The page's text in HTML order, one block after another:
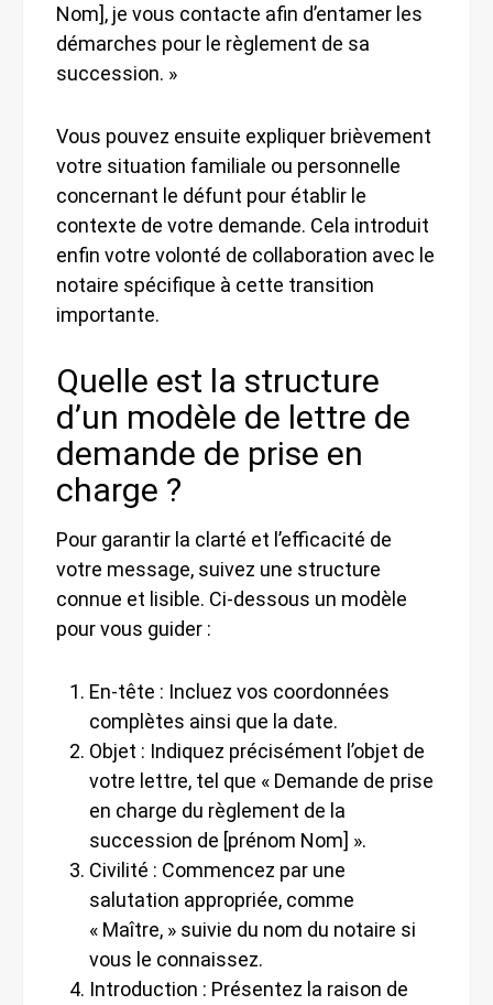
Nom], je vous contacte afin d’entamer les
démarches pour le règlement de sa
succession. »
Vous pouvez ensuite expliquer brièvement
votre situation familiale ou personnelle
concernant le défunt pour établir le
contexte de votre demande. Cela introduit
enfin votre volonté de collaboration avec le
notaire spécifique à cette transition
importante.
Quelle est la structure
d’un modèle de lettre de
demande de prise en
charge ?
Pour garantir la clarté et l’efficacité de
votre message, suivez une structure
connue et lisible. Ci-dessous un modèle
pour vous guider :
En-tête : Incluez vos coordonnées
complètes ainsi que la date.
Objet : Indiquez précisément l’objet de
votre lettre, tel que « Demande de prise
en charge du règlement de la
succession de [prénom Nom] ».
Civilité : Commencez par une
salutation appropriée, comme
« Maître, » suivie du nom du notaire si
vous le connaissez.
Introduction : Présentez la raison de